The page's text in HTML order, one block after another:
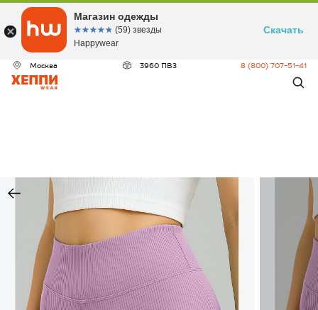
Москва 3960 ПВЗ 8 (800) 707-51-41
Магазин одежды
☆☆☆☆☆
★★★★★ (59) звезды
Happywear
Скачать